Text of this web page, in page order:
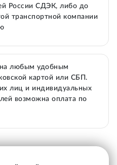
России СДЭК, либо до
транспортной компании
любым удобным
картой или СБП.
лиц и индивидуальных
возможна оплата по